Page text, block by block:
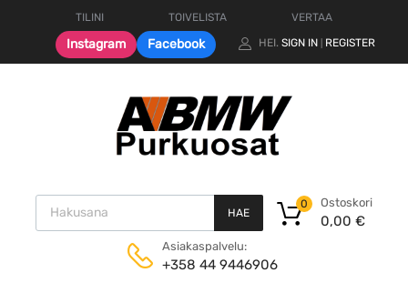
TILINI TOIVELISTA VERTAA
Instagram Facebook HEI. SIGN IN REGISTER
Products search
HAE
Ostoskori
0,00 €
0
Asiakaspalvelu:
+358 44 9446906